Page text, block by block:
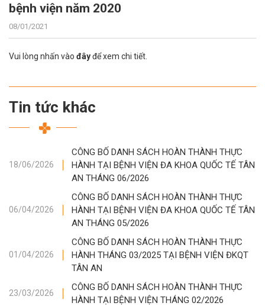
bệnh viện năm 2020
08/01/2021
Vui lòng nhấn vào đâyđể xem chi tiết.
Tin tức khác
18/06/2026
CÔNG BỐ DANH SÁCH HOÀN THÀNH THỰC
HÀNH TẠI BỆNH VIỆN ĐA KHOA QUỐC TẾ TÂN
AN THÁNG 06/2026
06/04/2026
CÔNG BỐ DANH SÁCH HOÀN THÀNH THỰC
HÀNH TẠI BỆNH VIỆN ĐA KHOA QUỐC TẾ TÂN
AN THÁNG 05/2026
01/04/2026
CÔNG BỐ DANH SÁCH HOÀN THÀNH THỰC
HÀNH THÁNG 03/2025 TẠI BỆNH VIỆN ĐKQT
TÂN AN
23/03/2026
CÔNG BỐ DANH SÁCH HOÀN THÀNH THỰC
HÀNH TẠI BỆNH VIỆN THÁNG 02/2026